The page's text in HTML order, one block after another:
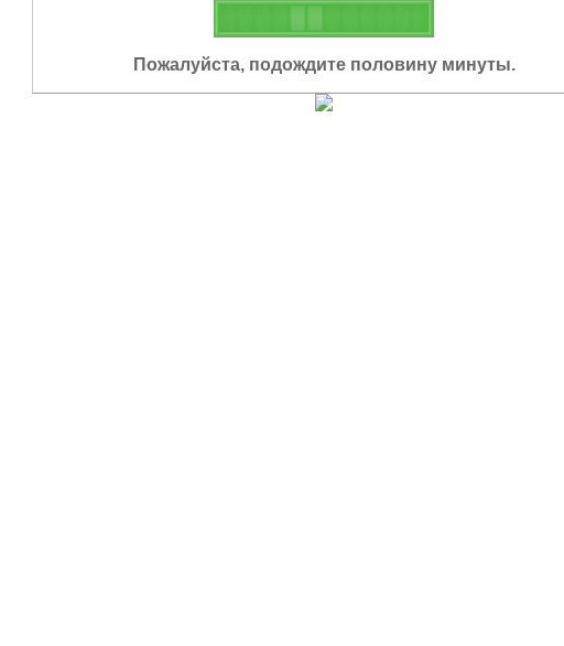
Пожалуйста, подождите половину минуты.